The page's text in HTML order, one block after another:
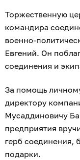
Торжественную
командира
военно-
Евгений. Он
соединения и
За помощь
директору
Мусаддиновичу
предприятия
герб соединения,
подарки.